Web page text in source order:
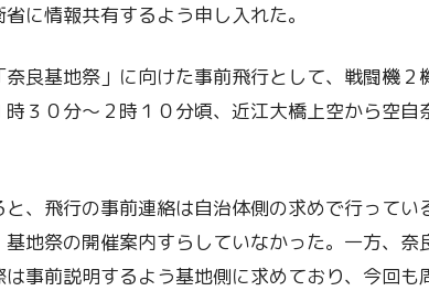
に情報共有するよう申し入れた。
良基地祭」に向けた事前飛行として、戦闘機２
時３０分～２時１０分頃、近江大橋上空から空自
、飛行の事前連絡は自治体側の求めで行ってい
地祭の開催案内すらしていなかった。一方、奈
事前説明するよう基地側に求めており、今回も